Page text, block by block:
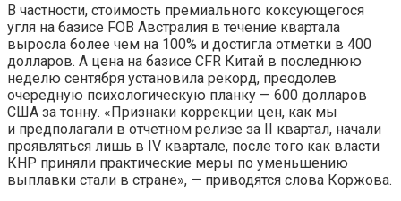
В частности, стоимость премиального коксующегося
угля на базисе FOB Австралия в течение квартала
выросла более чем на 100% и достигла отметки в 400
долларов. А цена на базисе СFR Китай в последнюю
неделю сентября установила рекорд, преодолев
очередную психологическую планку — 600 долларов
США за тонну. «Признаки коррекции цен, как мы
и предполагали в отчетном релизе за II квартал, начали
проявляться лишь в IV квартале, после того как власти
КНР приняли практические меры по уменьшению
выплавки стали в стране», — приводятся слова Коржова.